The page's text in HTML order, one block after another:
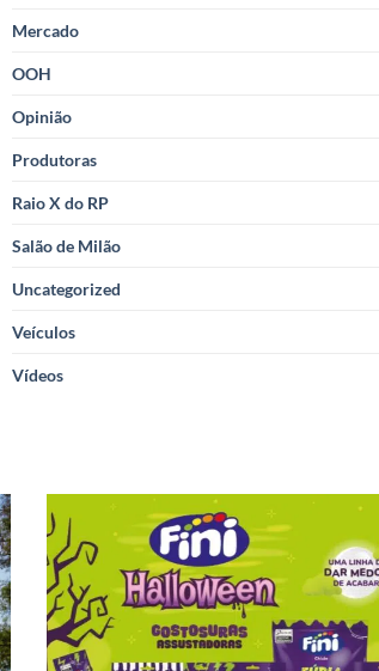
Mercado
OOH
Opinião
Produtoras
Raio X do RP
Salão de Milão
Uncategorized
Veículos
Vídeos